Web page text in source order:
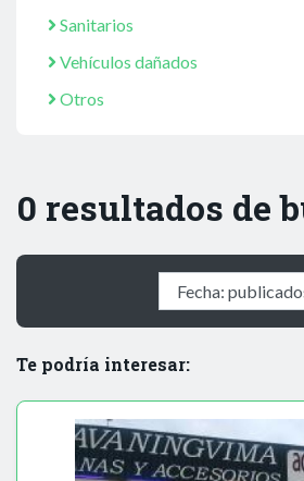
Sanitarios
Vehículos dañados
Otros
0 resultados de
Te podría interesar: